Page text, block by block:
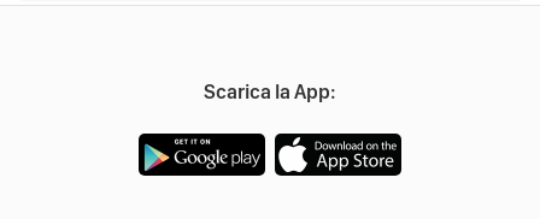
Scarica la App: